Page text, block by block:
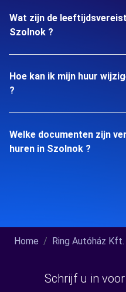
Wat zijn de
Szolnok ?
Hoe kan ik mijn huur
?
Welke documenten zijn
huren in Szolnok ?
Home Ring Autóház
Schrijf u in